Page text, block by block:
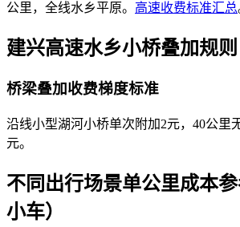
公里，全线水乡平原。 高速收费标准汇总
建兴高速水乡小桥叠加规则
桥梁叠加收费梯度标准
沿线小型湖河小桥单次附加2元，40公里
元。
不同出行场景单公里成本
小车）